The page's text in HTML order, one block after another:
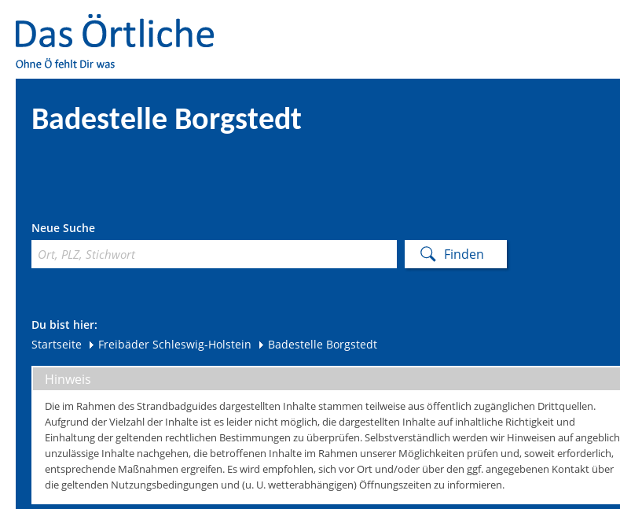
Badestelle Borgstedt
Neue Suche
Du bist hier:
Startseite
Freibäder Schleswig-Holstein Badestelle Borgstedt
Hinweis
Die im Rahmen des Strandbadguides dargestellten Inhalte stammen teilweise aus öffentlich zugänglichen Drittquellen.
Aufgrund der Vielzahl der Inhalte ist es leider nicht möglich, die dargestellten Inhalte auf inhaltliche Richtigkeit und
Einhaltung der geltenden rechtlichen Bestimmungen zu überprüfen. Selbstverständlich werden wir Hinweisen auf angeblich
unzulässige Inhalte nachgehen, die betroffenen Inhalte im Rahmen unserer Möglichkeiten prüfen und, soweit erforderlich,
entsprechende Maßnahmen ergreifen. Es wird empfohlen, sich vor Ort und/oder über den ggf. angegebenen Kontakt über
die geltenden Nutzungsbedingungen und (u. U. wetterabhängigen) Öffnungszeiten zu informieren.